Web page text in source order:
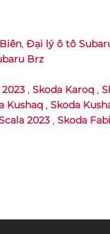
, Đại lý ô tô
Brz
, Skoda Karoq,
Kushaq, Skoda
2023, Skoda